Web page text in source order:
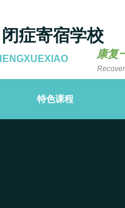
症寄宿学校
康复
特色课程